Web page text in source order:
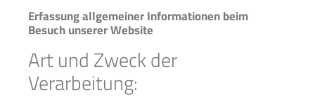
Erfassung allgemeiner Informationen beim
Besuch unserer Website
Art und Zweck der
Verarbeitung: